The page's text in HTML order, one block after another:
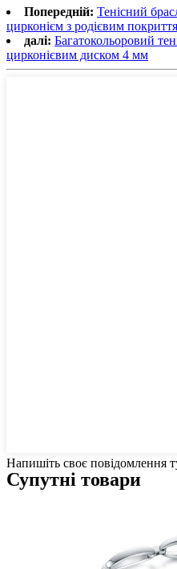
Попередній: Тенісний
цирконієм з родієвим
далі: Багатокольоровий
цирконієвим диском 4 мм
Напишіть своє повідомлення
Супутні товари